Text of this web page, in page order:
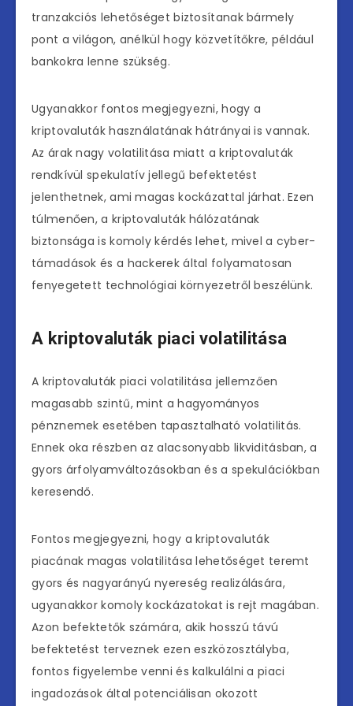
tranzakciós lehetőséget biztosítanak bármely
pont a világon, anélkül hogy közvetítőkre, például
bankokra lenne szükség.
Ugyanakkor fontos megjegyezni, hogy a
kriptovaluták használatának hátrányai is vannak.
Az árak nagy volatilitása miatt a kriptovaluták
rendkívül spekulatív jellegű befektetést
jelenthetnek, ami magas kockázattal járhat. Ezen
túlmenően, a kriptovaluták hálózatának
biztonsága is komoly kérdés lehet, mivel a cyber-
támadások és a hackerek által folyamatosan
fenyegetett technológiai környezetről beszélünk.
A kriptovaluták piaci volatilitása
A kriptovaluták piaci volatilitása jellemzően
magasabb szintű, mint a hagyományos
pénznemek esetében tapasztalható volatilitás.
Ennek oka részben az alacsonyabb likviditásban, a
gyors árfolyamváltozásokban és a spekulációkban
keresendő.
Fontos megjegyezni, hogy a kriptovaluták
piacának magas volatilitása lehetőséget teremt
gyors és nagyarányú nyereség realizálására,
ugyanakkor komoly kockázatokat is rejt magában.
Azon befektetők számára, akik hosszú távú
befektetést terveznek ezen eszközosztályba,
fontos figyelembe venni és kalkulálni a piaci
ingadozások által potenciálisan okozott